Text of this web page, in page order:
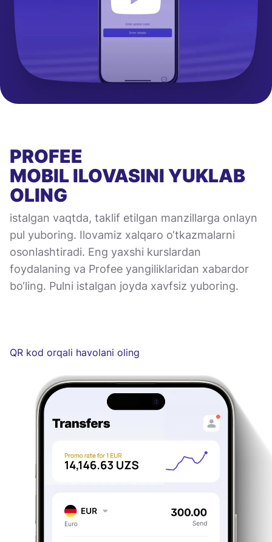
PROFEE
MOBIL ILOVASINIYUKLAB
OLING
istalgan vaqtda, taklif etilgan manzillarga onlayn
pul yuboring. Ilovamiz xalqaro o‘tkazmalarni
osonlashtiradi. Eng yaxshi kurslardan
foydalaning va Profee yangiliklaridan xabardor
bo‘ling. Pulni istalgan joyda xavfsiz yuboring.
QR kod orqali havolani oling